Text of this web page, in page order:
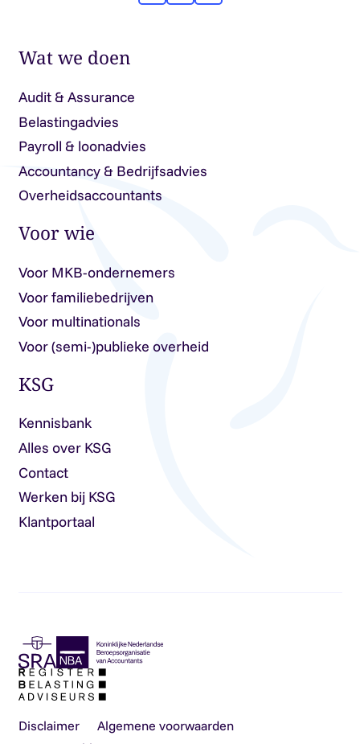
Wat we doen
Audit & Assurance
Belastingadvies
Payroll & loonadvies
Accountancy & Bedrijfsadvies
Overheidsaccountants
Voor wie
Voor MKB-ondernemers
Voor familiebedrijven
Voor multinationals
Voor (semi-)publieke overheid
KSG
Kennisbank
Alles over KSG
Contact
Werken bij KSG
Klantportaal
Disclaimer
Algemene voorwaarden